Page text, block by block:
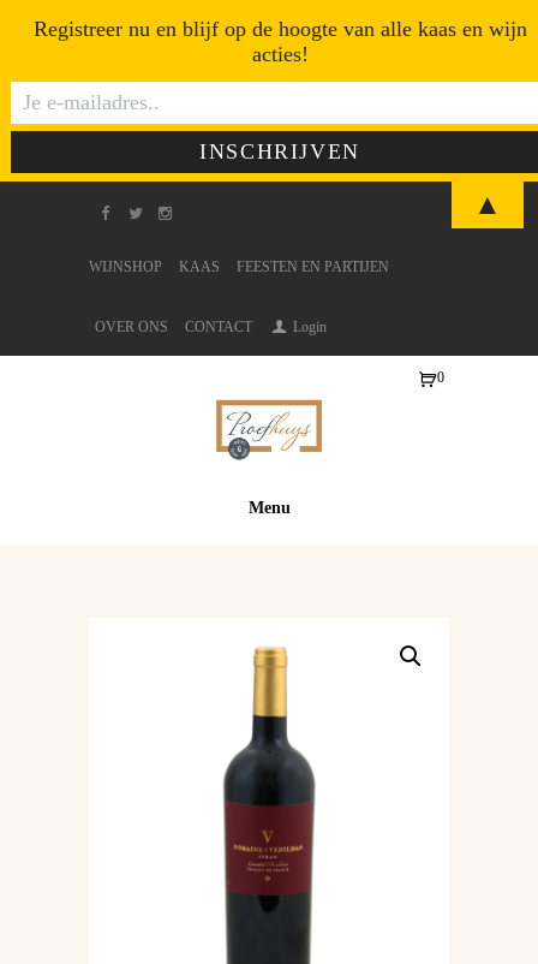
WIJNSHOP KAAS FEESTEN EN PARTIJEN
OVER ONS CONTACT Login
Menu
0
Registreer nu en blijf op de hoogte van alle kaas en wijn
acties!
▲